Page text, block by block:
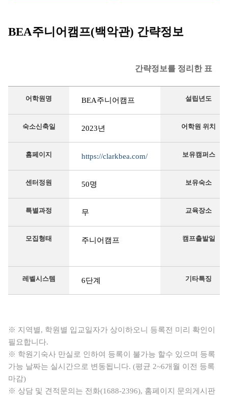
BEA주니어캠프(백악관) 간략정보
간략정보를 정리한 표
어학원명 BEA주니어캠프 설립년도
숙소신축일 2023년 어학원 위치
홈페이지 https://clarkbea.com/ 보유캠퍼스
센터정원 50명 보유숙소
특별과정 무 교육장소
모집형태 주니어캠프 캠프출발일
레벨시스템 6단계 기타특징
※ 지역별, 학원별 입교일자가 상이하오니 등록전 미리 확인이
필요합니다.
※ 학원기숙사 만실로 인하여 등록이 불가능 할수 있으며 등록
가능 날짜는 실시간으로 변동됩니다. (평균 2~6개월 이전 등록
마감)
※ 상담 및 견적문의는 전화(1688-2396), 홈페이지 문의게시판